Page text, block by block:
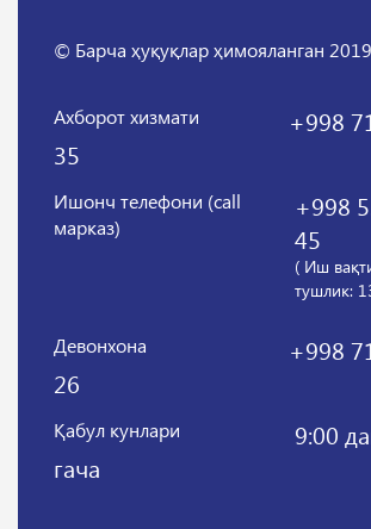
© Барча ҳуқуқлар ҳимояланган
Ахборот хизмати
+998
35
Ишонч телефони (call
марказ)
+998
45
( Иш
тушлик:
Девонхона
+998
26
Қабул кунлари
9:00
гача